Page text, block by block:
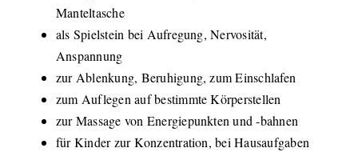
Manteltasche
als Spielstein bei Aufregung, Nervosität,
Anspannung
zur Ablenkung, Beruhigung, zum Einschlafen
zum Auflegen auf bestimmte Körperstellen
zur Massage von Energiepunkten und -bahnen
für Kinder zur Konzentration, bei Hausaufgaben